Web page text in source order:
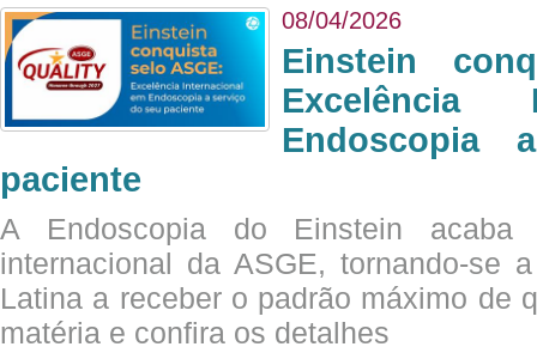
08/04/2026
Einstein
Excelência
Endoscopia
paciente
A Endoscopia do Einstein
internacional da ASGE, tornando-se
Latina a receber o padrão máximo de
matéria e confira os detalhes